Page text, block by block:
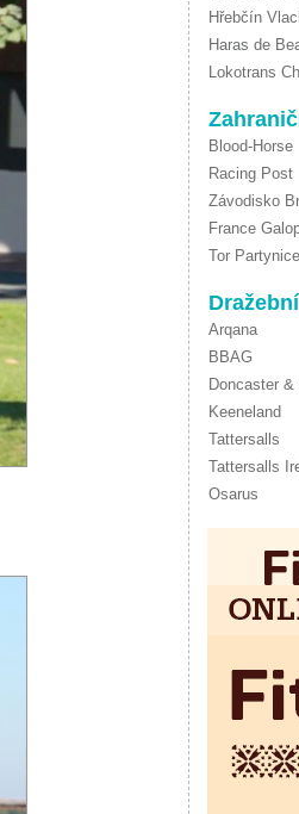
Hřebčín
Haras de
Lokotrans
Blood-Horse
Racing Post
Závodisko
France
Tor Partynice
Arqana
BBAG
Doncaster &
Keeneland
Tattersalls
Tattersalls
Osarus